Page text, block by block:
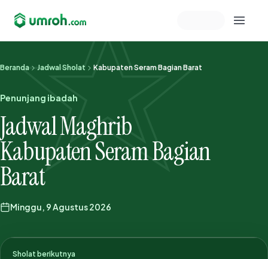
Memeriksa sesi akun
Beranda Jadwal Sholat Kabupaten Seram Bagian Barat
Penunjang ibadah
Jadwal Maghrib
Kabupaten Seram Bagian
Barat
Minggu, 9 Agustus 2026
Sholat berikutnya